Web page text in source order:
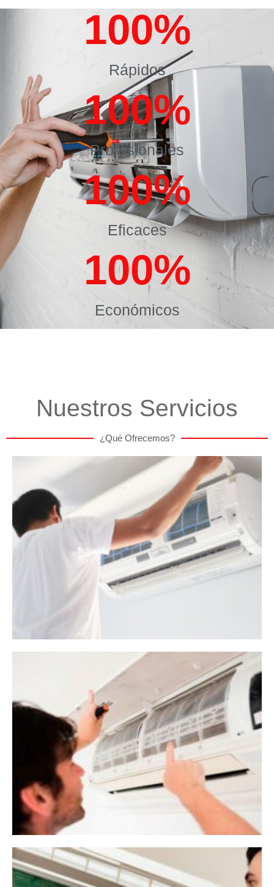
Rápidos
100%
Profesionales
100%
Eficaces
100%
Económicos
100%
Nuestros Servicios
¿Qué Ofrecemos?